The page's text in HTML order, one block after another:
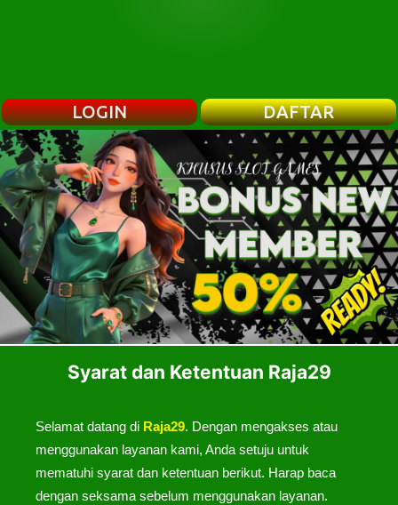
LOGIN DAFTAR
Syarat dan Ketentuan Raja29
Selamat datang di Raja29. Dengan mengakses atau
menggunakan layanan kami, Anda setuju untuk
mematuhi syarat dan ketentuan berikut. Harap baca
dengan seksama sebelum menggunakan layanan.